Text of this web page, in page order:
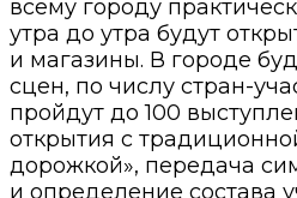
всему городу
утра до утра будут
и магазины. В городе
сцен, по числу стран-
пройдут до 100
открытия с
дорожкой», передача
и определение состава